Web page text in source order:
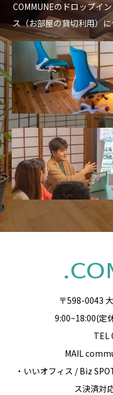
COMMUNEのドロップイ
ス（お部屋の貸切利用）
〒598-0043
9:00~18:00(定
TEL
MAIL
・いいオフィス / Biz
ス決済対